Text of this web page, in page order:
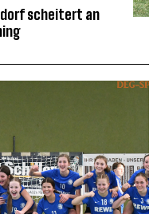
scheitert an